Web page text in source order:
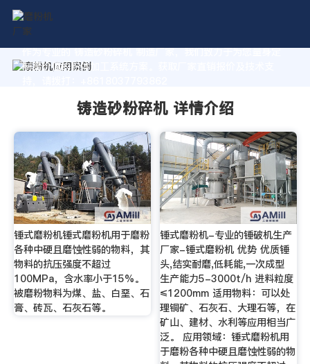
作为专业的 铸造砂粉碎机 制造厂家，我们致力于为您量身定
制高价值的粉体加工系统方案。获取厂家直销报价及技术支
铸造砂粉碎机 详情介绍
锤式磨粉机锤式磨粉机用于磨粉
各种中硬且磨蚀性弱的物料，其
物料的抗压强度不超过
100MPa，含水率小于15%。
被磨粉物料为煤、盐、白堊、石
膏、砖瓦、石灰石等。
锤式磨粉机-专业的锤破机生产
厂家-锤式磨粉机 优势 优质锤
头,结实耐磨,低耗能,一次成型
生产能力5-3000t/h 进料粒度
≤1200mm 适用物料：可以处
理铜矿、石灰石、大理石等，在
矿山、建材、水利等应用相当广
泛。 应用领域：锤式磨粉机用
于磨粉各种中硬且磨蚀性弱的物